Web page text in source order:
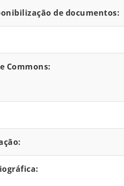
de documentos:
Commons: